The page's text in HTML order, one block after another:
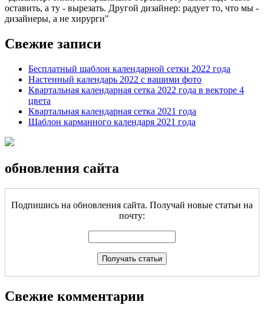
оставить, а ту - вырезать. Другой дизайнер: радует то, что мы -
дизайнеры, а не хирурги
Свежие записи
Бесплатный шаблон календарной сетки 2022 года
Настенный календарь 2022 с вашими фото
Квартальная календарная сетка 2022 года в векторе 4
цвета
Квартальная календарная сетка 2021 года
Шаблон карманного календаря 2021 года
обновления сайта
Подпишись на обновления сайта. Получай новые статьи на
почту:
Свежие комментарии